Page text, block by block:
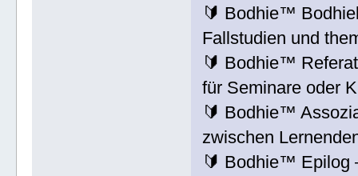
🔰 Bodhie™
Fallstudien und
🔰 Bodhie™
für Seminare oder
🔰 Bodhie™
zwischen
🔰 Bodhie™ Epilog